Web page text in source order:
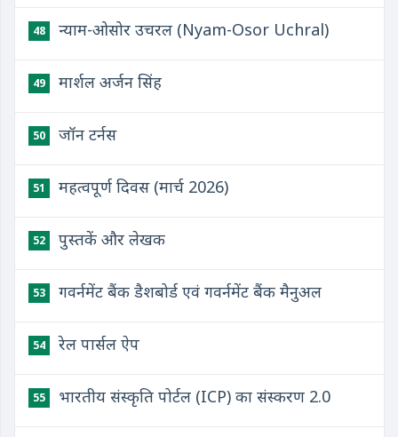
48 न्याम-ओसोर उचरल (Nyam-Osor Uchral)
49 मार्शल अर्जन सिंह
50 जॉन टर्नस
51 महत्वपूर्ण दिवस (मार्च 2026)
52 पुस्तकें और लेखक
53 गवर्नमेंट बैंक डैशबोर्ड एवं गवर्नमेंट बैंक मैनुअल
54 रेल पार्सल ऐप
55 भारतीय संस्कृति पोर्टल (ICP) का संस्करण 2.0